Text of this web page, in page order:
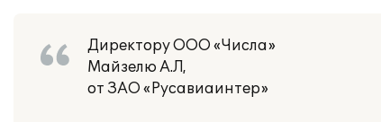
Директору ООО «Числа»
Майзелю А.Л,
от ЗАО «Русавиаинтер»